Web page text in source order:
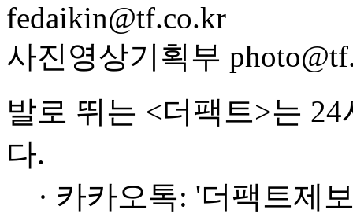
fedaikin@tf.co.kr
사진영상기획부
발로 뛰는 <더팩트>는
다.
· 카카오톡: '더팩트제